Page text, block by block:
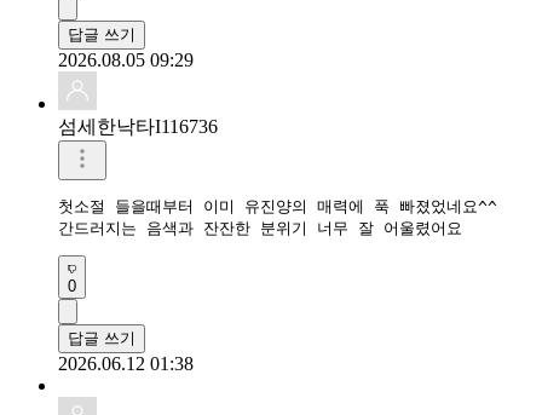
답글 쓰기
2026.08.05 09:29
섬세한낙타I116736
첫소절 들을때부터 이미 유진양의 매력에 푹 빠졌었네요^^
간드러지는 음색과 잔잔한 분위기 너무 잘 어울렸어요
0
답글 쓰기
2026.06.12 01:38